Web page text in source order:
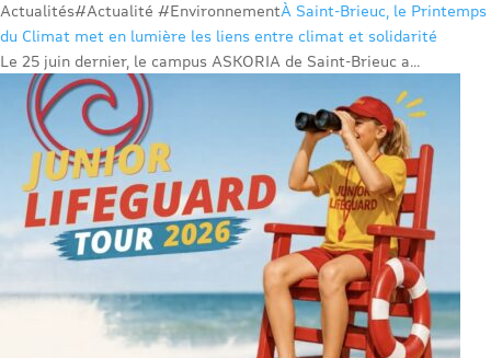
Actualités#Actualité #EnvironnementÀ Saint-Brieuc, le Printemps
du Climat met en lumière les liens entre climat et solidarité
Le 25 juin dernier, le campus ASKORIA de Saint-Brieuc a...